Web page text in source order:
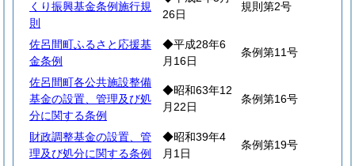
くり振興基金条例施行規
則
26日
規則第2号
佐呂間町ふるさと応援基
金条例
◆平成28年6
月16日
条例第11号
佐呂間町各公共施設整備
基金の設置、管理及び処
分に関する条例
◆昭和63年12
月22日
条例第16号
財政調整基金の設置、管
理及び処分に関する条例
◆昭和39年4
月1日
条例第19号